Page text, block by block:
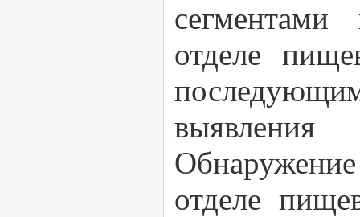
сегментами
отделе
выявления
отделе